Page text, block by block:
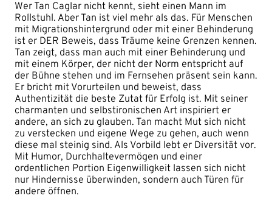
Wer Tan Caglar nicht kennt, sieht einen Mann im
Rollstuhl. Aber Tan ist viel mehr als das. Für Menschen
mit Migrationshintergrund oder mit einer Behinderung
ist er DER Beweis, dass Träume keine Grenzen kennen.
Tan zeigt, dass man auch mit einer Behinderung und
mit einem Körper, der nicht der Norm entspricht auf
der Bühne stehen und im Fernsehen präsent sein kann.
Er bricht mit Vorurteilen und beweist, dass
Authentizität die beste Zutat für Erfolg ist. Mit seiner
charmanten und selbstironischen Art inspiriert er
andere, an sich zu glauben. Tan macht Mut sich nicht
zu verstecken und eigene Wege zu gehen, auch wenn
diese mal steinig sind. Als Vorbild lebt er Diversität vor.
Mit Humor, Durchhaltevermögen und einer
ordentlichen Portion Eigenwilligkeit lassen sich nicht
nur Hindernisse überwinden, sondern auch Türen für
andere öffnen.